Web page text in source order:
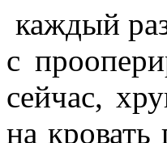
каждый
с
сейчас,
на